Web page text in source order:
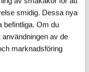
smidig. Dessa nya
befintliga. Om du
av de
marknadsföring
i hängmattan!
- Exklusivare -